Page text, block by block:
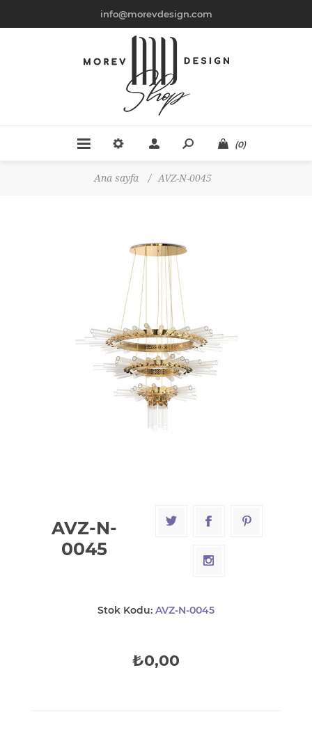
info@morevdesign.com
(0)
Ana sayfa / AVZ-N-0045
AVZ-N-
0045
Stok Kodu: AVZ-N-0045
₺0,00